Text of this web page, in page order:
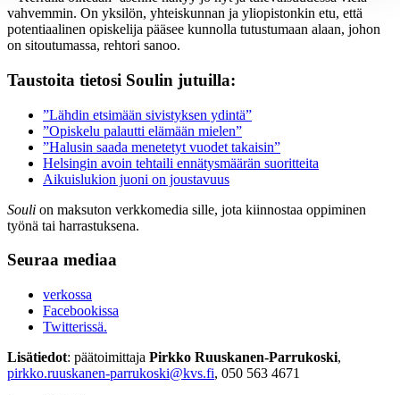
vahvemmin. On yksilön, yhteiskunnan ja yliopistonkin etu, että
potentiaalinen opiskelija pääsee kunnolla tutustumaan alaan, johon
on sitoutumassa, rehtori sanoo.
Taustoita tietosi Soulin jutuilla:
”Lähdin etsimään sivistyksen ydintä”
”Opiskelu palautti elämään mielen”
”Halusin saada menetetyt vuodet takaisin”
Helsingin avoin tehtaili ennätysmäärän suoritteita
Aikuislukion juoni on joustavuus
Souli on maksuton verkkomedia sille, jota kiinnostaa oppiminen
työnä tai harrastuksena.
Seuraa mediaa
verkossa
Facebookissa
Twitterissä.
Lisätiedot: päätoimittaja Pirkko Ruuskanen-Parrukoski,
pirkko.ruuskanen-parrukoski@kvs.fi, 050 563 4671